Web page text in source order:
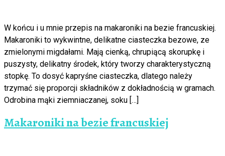
W końcu i u mnie przepis na makaroniki na bezie francuskiej.
Makaroniki to wykwintne, delikatne ciasteczka bezowe, ze
zmielonymi migdałami. Mają cienką, chrupiącą skorupkę i
puszysty, delikatny środek, który tworzy charakterystyczną
stopkę. To dosyć kapryśne ciasteczka, dlatego należy
trzymać się proporcji składników z dokładnością w gramach.
Odrobina mąki ziemniaczanej, soku […]
Makaroniki na bezie francuskiej